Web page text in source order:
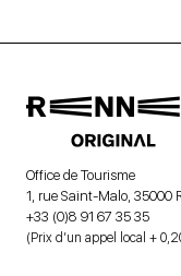
Office de Tourisme
1, rue Saint-Malo, 35000
+33 (0)8 91 67 35 35
(Prix d’un appel local +